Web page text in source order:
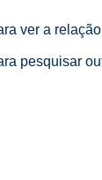
ver a
pesquisar